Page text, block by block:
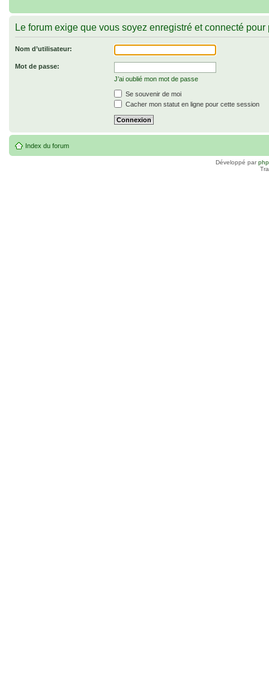
Le forum exige que vous soyez enregistré et connecté
Nom d’utilisateur:
Mot de passe:
J’ai oublié mon mot de passe
Se souvenir de moi
Cacher mon statut en ligne pour cette session
Index du forum
Développé par